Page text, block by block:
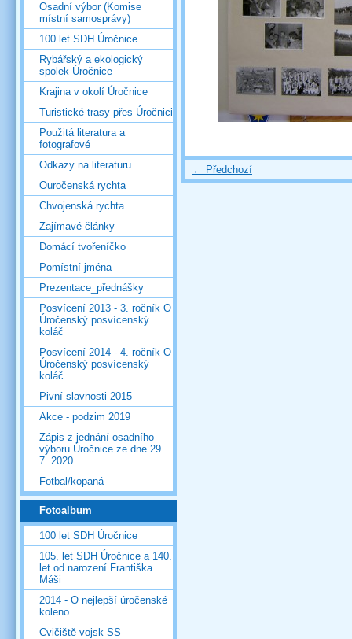
← Předchozí
Osadní výbor (Komise
místní samosprávy)
100 let SDH Úročnice
Rybářský a ekologický
spolek Úročnice
Krajina v okolí Úročnice
Turistické trasy přes Úročnici
Použitá literatura a
fotografové
Odkazy na literaturu
Ouročenská rychta
Chvojenská rychta
Zajímavé články
Domácí tvořeníčko
Pomístní jména
Prezentace_přednášky
Posvícení 2013 - 3. ročník O
Úročenský posvícenský
koláč
Posvícení 2014 - 4. ročník O
Úročenský posvícenský
koláč
Pivní slavnosti 2015
Akce - podzim 2019
Zápis z jednání osadního
výboru Úročnice ze dne 29.
7. 2020
Fotbal/kopaná
Fotoalbum
100 let SDH Úročnice
105. let SDH Úročnice a 140.
let od narození Františka
Máši
2014 - O nejlepší úročenské
koleno
Cvičiště vojsk SS